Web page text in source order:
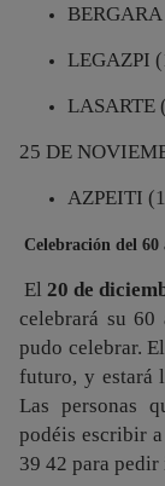
LEGAZPI
LASARTE
25 DE
AZPEITI
Celebración del 60
El20 de
celebrará su 60
pudo celebrar.
futuro, y estará
Las personas
podéis escribir
39 42 para